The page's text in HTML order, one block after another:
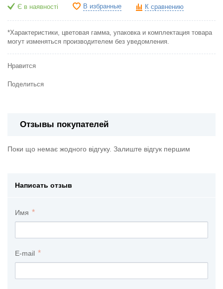
Є в наявності В избранные К сравнению
*Характеристики, цветовая гамма, упаковка и комплектация товара
могут изменяться производителем без уведомления.
Нравится
Поделиться
Отзывы покупателей
Поки що немає жодного відгуку. Залиште відгук першим
Написать отзыв
Имя
E-mail